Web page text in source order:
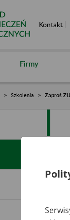
Kontakt
Firmy
Szkolenia Zaproś